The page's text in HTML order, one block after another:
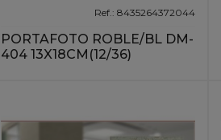
Ref.: 8435264372044
PORTAFOTO ROBLE/BL DM-
404 13X18CM(12/36)